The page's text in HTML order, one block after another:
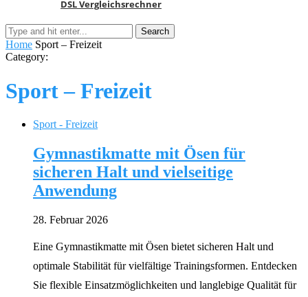
DSL Vergleichsrechner
Home Sport – Freizeit
Category:
Sport – Freizeit
Sport - Freizeit
Gymnastikmatte mit Ösen für
sicheren Halt und vielseitige
Anwendung
28. Februar 2026
Eine Gymnastikmatte mit Ösen bietet sicheren Halt und
optimale Stabilität für vielfältige Trainingsformen. Entdecken
Sie flexible Einsatzmöglichkeiten und langlebige Qualität für